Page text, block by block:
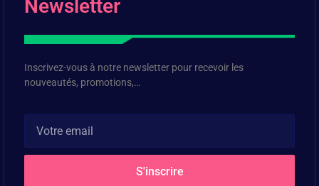
Newsletter
Inscrivez-vous à notre newsletter pour recevoir les
nouveautés, promotions,…
S'inscrire